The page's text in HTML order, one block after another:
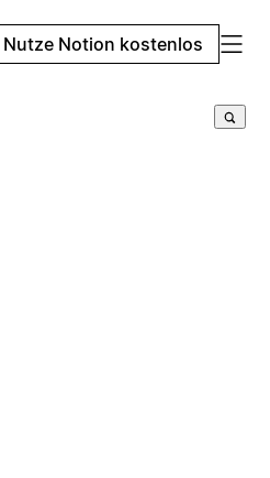
Nutze Notion kostenlos